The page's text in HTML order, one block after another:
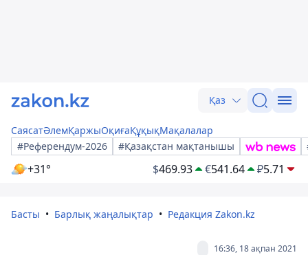
Қаз
СаясатӘлемҚаржыОқиғаҚұқықМақалалар
#Референдум-2026
#Қазақстан мақтанышы
+31° $469.93 €541.64 ₽5.71
Басты Барлық жаңалықтар Редакция Zakon.kz
16:36, 18 ақпан 2021